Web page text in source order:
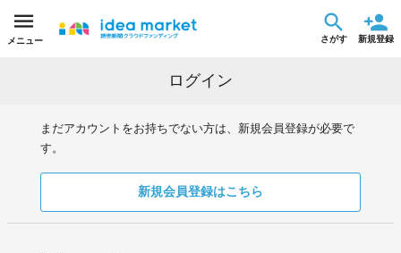
メニュー さがす 新規登録
ログイン
まだアカウントをお持ちでない方は、新規会員登録が必要で
す。
新規会員登録はこちら